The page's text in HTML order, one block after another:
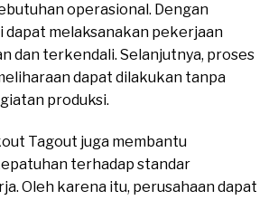
operasional. Dengan
dapat melaksanakan pekerjaan
dan terkendali. Selanjutnya, proses
dapat dilakukan tanpa
produksi.
Tagout juga membantu
terhadap standar
Oleh karena itu, perusahaan dapat